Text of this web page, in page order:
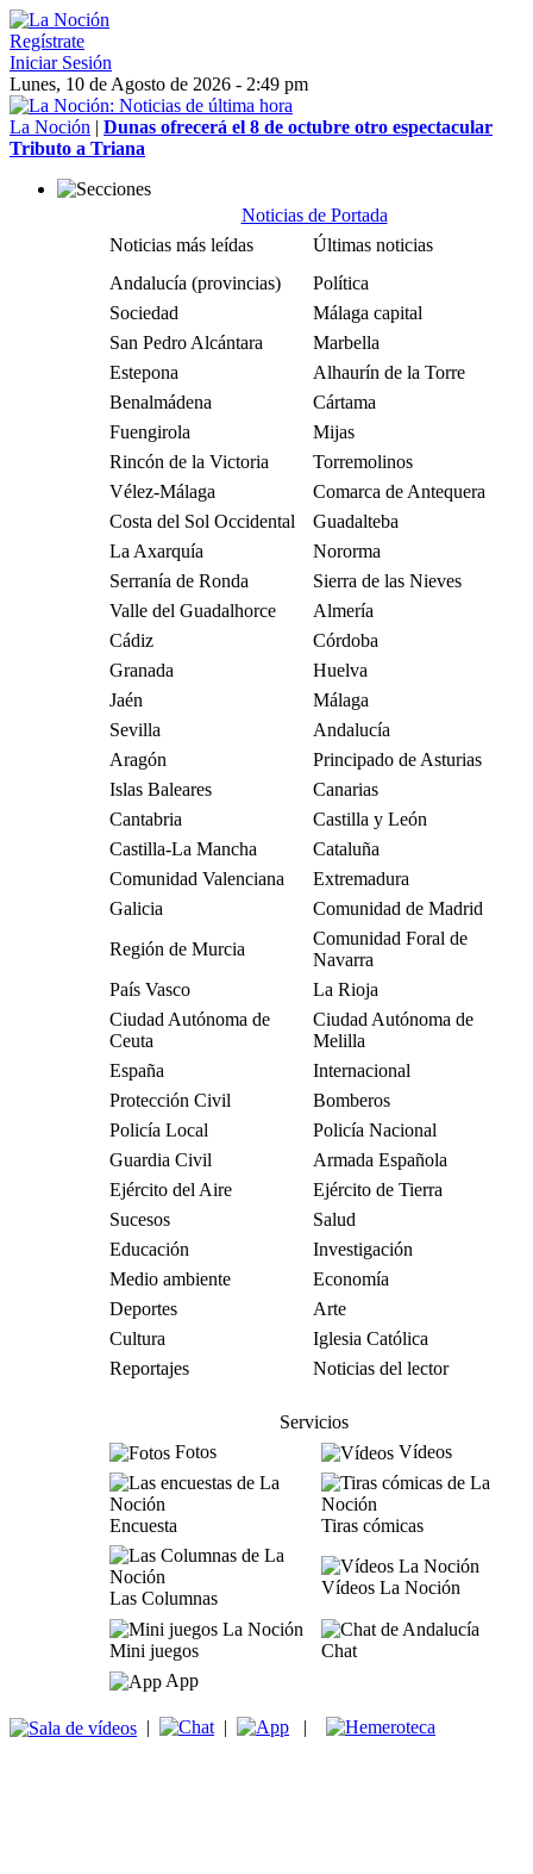
Regístrate
Iniciar Sesión
Lunes, 10 de Agosto de 2026 - 2:49 pm
La Noción | Dunas ofrecerá el 8 de octubre otro espectacular
Tributo a Triana
Noticias de Portada
Noticias más leídas
Últimas noticias
Andalucía (provincias)
Política
Sociedad
Málaga capital
San Pedro Alcántara
Marbella
Estepona
Alhaurín de la Torre
Benalmádena
Cártama
Fuengirola
Mijas
Rincón de la Victoria
Torremolinos
Vélez-Málaga
Comarca de Antequera
Costa del Sol Occidental
Guadalteba
La Axarquía
Nororma
Serranía de Ronda
Sierra de las Nieves
Valle del Guadalhorce
Almería
Cádiz
Córdoba
Granada
Huelva
Jaén
Málaga
Sevilla
Andalucía
Aragón
Principado de Asturias
Islas Baleares
Canarias
Cantabria
Castilla y León
Castilla-La Mancha
Cataluña
Comunidad Valenciana
Extremadura
Galicia
Comunidad de Madrid
Región de Murcia
Comunidad Foral de
Navarra
País Vasco
La Rioja
Ciudad Autónoma de
Ceuta
Ciudad Autónoma de
Melilla
España
Internacional
Protección Civil
Bomberos
Policía Local
Policía Nacional
Guardia Civil
Armada Española
Ejército del Aire
Ejército de Tierra
Sucesos
Salud
Educación
Investigación
Medio ambiente
Economía
Deportes
Arte
Cultura
Iglesia Católica
Reportajes
Noticias del lector
Servicios
Fotos
Vídeos
Encuesta Tiras cómicas
Las Columnas
Vídeos La Noción
Mini juegos
Chat
App
| | |